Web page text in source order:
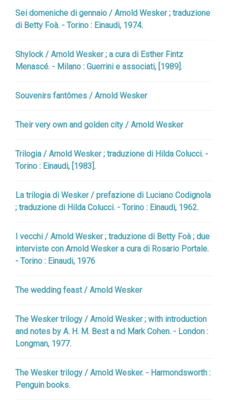
Sei domeniche di gennaio / Arnold Wesker ; traduzione
di Betty Foà. - Torino : Einaudi, 1974.
Shylock / Arnold Wesker ; a cura di Esther Fintz
Menascé. - Milano : Guerrini e associati, [1989].
Souvenirs fantômes / Arnold Wesker
Their very own and golden city / Arnold Wesker
Trilogia / Arnold Wesker ; traduzione di Hilda Colucci. -
Torino : Einaudi, [1983].
La trilogia di Wesker / prefazione di Luciano Codignola
; traduzione di Hilda Colucci. - Torino : Einaudi, 1962.
I vecchi / Arnold Wesker ; traduzione di Betty Foà ; due
interviste con Arnold Wesker a cura di Rosario Portale.
- Torino : Einaudi, 1976
The wedding feast / Arnold Wesker
The Wesker trilogy / Arnold Wesker ; with introduction
and notes by A. H. M. Best a nd Mark Cohen. - London :
Longman, 1977.
The Wesker trilogy / Arnold Wesker. - Harmondsworth :
Penguin books.